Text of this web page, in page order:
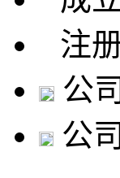
注
公
公